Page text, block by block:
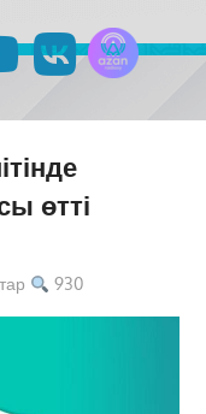
youtubevk
өтті
930